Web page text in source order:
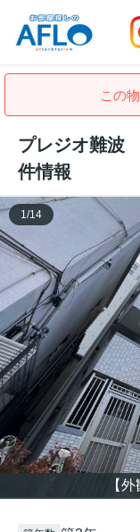
この
プレジオ難波
件情報
【
1 /14